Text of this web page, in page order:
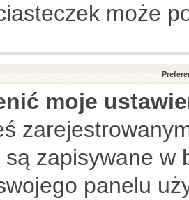
może
moje
są zapisywane w
panelu